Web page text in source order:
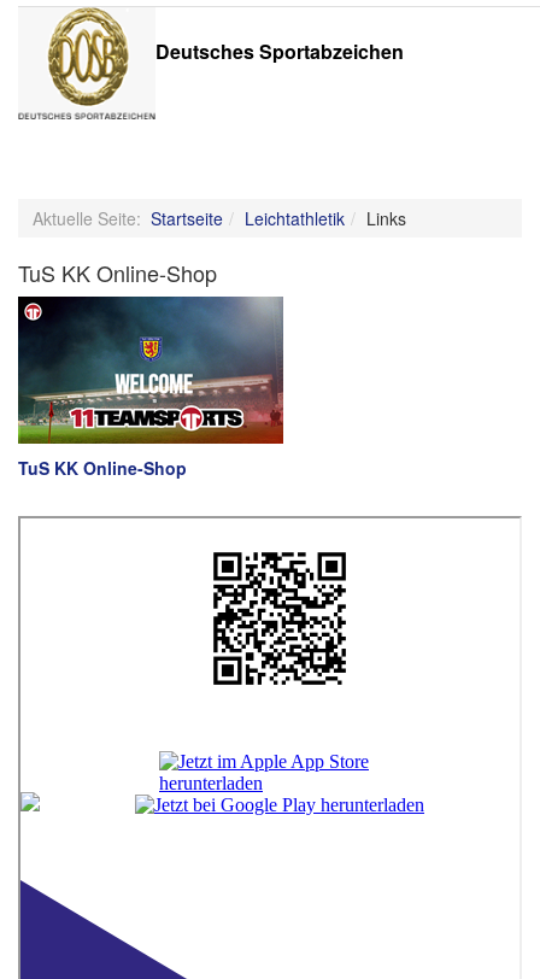
Deutsches Sportabzeichen
Aktuelle Seite: Startseite Leichtathletik Links
TuS KK Online-Shop
TuS KK Online-Shop